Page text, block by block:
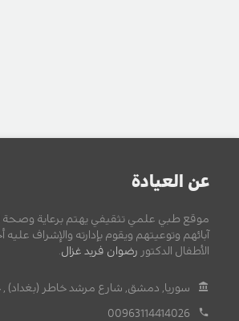
عن العيادة
موقع طبي علمي تثقيفي يهتم برعاية وصحة
آبائهم وتوعيتهم ويقوم بإدارته والإشراف
الأطفال الدكتور رضوان فريد غزال.
سوريا, دمشق, شارع مرشد خاطر (بغداد)
00963114414026